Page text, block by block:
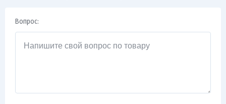
Вопрос: